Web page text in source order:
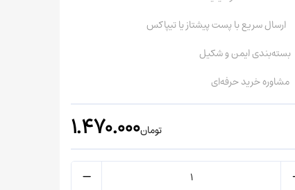
ارسال سریع با پست پیشتاز یا تیپاکس
بسته‌بندی ایمن و شکیل
مشاوره خرید حرفه‌ای
تومان1.470.000